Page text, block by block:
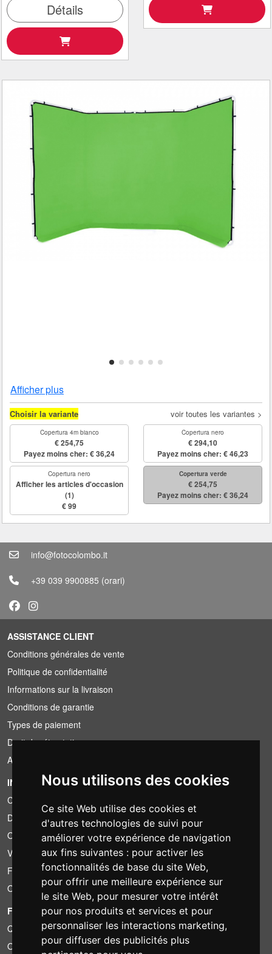
Nous utilisons des cookies
Ce site Web utilise des cookies et
d'autres technologies de suivi pour
améliorer votre expérience de navigation
aux fins suivantes : pour activer les
fonctionnalités de base du site Web,
pour offrir une meilleure expérience sur
le site Web, pour mesurer votre intérêt
pour nos produits et services et pour
personnaliser les interactions marketing,
pour diffuser des publicités plus
Détails
Afficher plus
Choisir la variante voir toutes les variantes >
Copertura 4m bianco
€ 254,75
Payez moins cher: € 36,24
Copertura nero
€ 294,10
Payez moins cher: € 46,23
Copertura nero
Afficher les articles d'occasion
(1)
€ 99
Copertura verde
€ 254,75
Payez moins cher: € 36,24
info@fotocolombo.it
+39 039 9900885 (orari)
ASSISTANCE CLIENT
Conditions générales de vente
Politique de confidentialité
Informations sur la livraison
Conditions de garantie
Types de paiement
Droit de rétractation
Application de la TVA
INFORMATION
Conditions de location
Devis
Offre groupée
Vous avez trouvé moins cher?
Financement
Occasion
FOTOCOLOMBO.IT
Qui sommes-nous
Où nous trouver